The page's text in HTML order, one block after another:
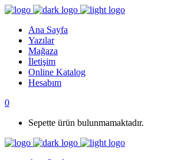
Ana Sayfa
Yazılar
Mağaza
İletişim
Online Katalog
Hesabım
0
Sepette ürün bulunmamaktadır.